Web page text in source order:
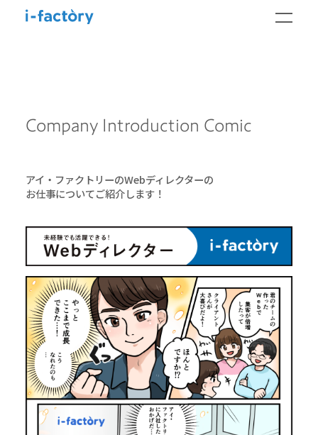
Company Introduction Comic
アイ・ファクトリーのWebディレクターの
お仕事についてご紹介します！